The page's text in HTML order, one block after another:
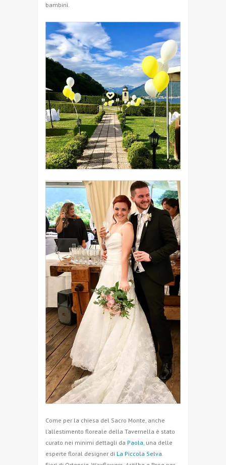
bambini.
Come per la chiesa del Sacro Monte, anche
l’allestimento floreale della Tavernella è stato
curato nei minimi dettagli da Paola , una delle
esperte floral designer di La Piccola Selva